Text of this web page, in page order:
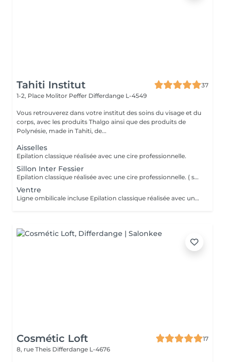
Tahiti Institut
37
1-2, Place Molitor Peffer Differdange L-4549
Vous retrouverez dans votre institut des soins du visage et du
corps, avec les produits Thalgo ainsi que des produits de
Polynésie, made in Tahiti, de...
Aisselles
Epilation classique réalisée avec une cire professionnelle.
Sillon Inter Fessier
Epilation classique réalisée avec une cire professionnelle. ( sauf pour l'application du sérum aiss/maillot, application serum corps, et décoloration)
Ventre
Ligne ombilicale incluse Epilation classique réalisée avec une cire professionnelle.
Cosmétic Loft
17
8, rue Theis Differdange L-4676